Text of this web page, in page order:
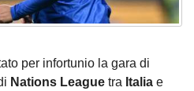
per infortunio la gara di
Nations League tra Italia e